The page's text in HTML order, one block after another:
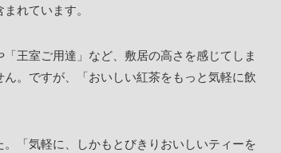
れています。
王室ご用達」など、敷居の高さを感じてしま
。ですが、「おいしい紅茶をもっと気軽に飲
「気軽に、しかもとびきりおいしいティーを